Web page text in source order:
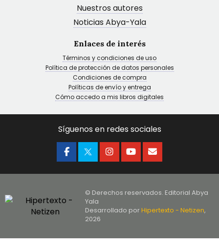
Nuestros autores
Noticias Abya-Yala
Enlaces de interés
Términos y condiciones de uso
Política de protección de datos personales
Condiciones de compra
Políticas de envío y entrega
Cómo accedo a mis libros digitales
Síguenos en redes sociales
© Derechos reservados. Editorial Abya
Yala
Desarrollado porHipertexto - Netizen,
2026